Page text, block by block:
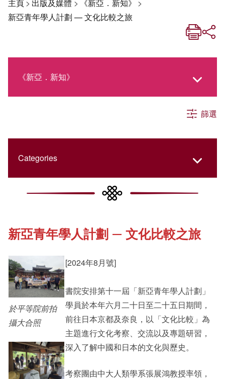
主頁> 出版及媒體 > 《新亞．新知》 >
新亞青年學人計劃 — 文化比較之旅
《新亞．新知》
社交媒體專欄
《新亞簡訊》
《新亞書院概覽》
其他書院出版
新亞影集
影片庫
篩選
Categories
College Updates
Cultural Topics
Student Development
Staff Engagement
Alumni Connections
新亞青年學人計劃 — 文化比較之旅
於平等院前拍
攝大合照
[2024年8月號]
書院安排第十一屆「新亞青年學人計劃」
學員於本年六月二十日至二十五日期間，
前往日本京都及奈良，以「文化比較」為
主題進行文化考察、交流以及專題研習，
深入了解中國和日本的文化與歷史。
考察團由中大人類學系張展鴻教授率領，